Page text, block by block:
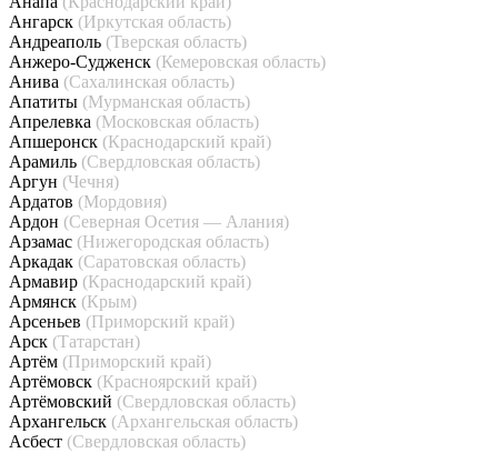
Ангарск (Иркутская область)
Андреаполь (Тверская область)
Анжеро-Судженск (Кемеровская область)
Анива (Сахалинская область)
Апатиты (Мурманская область)
Апрелевка (Московская область)
Апшеронск (Краснодарский край)
Арамиль (Свердловская область)
Аргун (Чечня)
Ардатов (Мордовия)
Ардон (Северная Осетия — Алания)
Арзамас (Нижегородская область)
Аркадак (Саратовская область)
Армавир (Краснодарский край)
Армянск (Крым)
Арсеньев (Приморский край)
Арск (Татарстан)
Артём (Приморский край)
Артёмовск (Красноярский край)
Артёмовский (Свердловская область)
Архангельск (Архангельская область)
Асбест (Свердловская область)